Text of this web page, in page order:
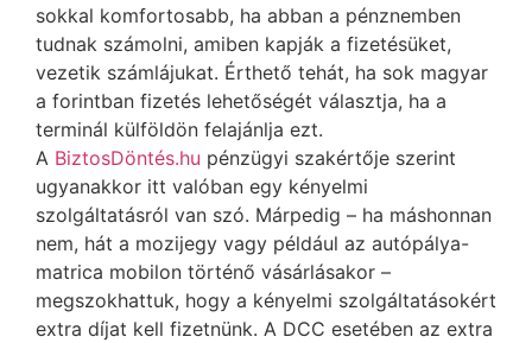
sokkal komfortosabb, ha abban a pénznemben
tudnak számolni, amiben kapják a fizetésüket,
vezetik számlájukat. Érthető tehát, ha sok magyar
a forintban fizetés lehetőségét választja, ha a
terminál külföldön felajánlja ezt.
A BiztosDöntés.hu pénzügyi szakértője szerint
ugyanakkor itt valóban egy kényelmi
szolgáltatásról van szó. Márpedig – ha máshonnan
nem, hát a mozijegy vagy például az autópálya-
matrica mobilon történő vásárlásakor –
megszokhattuk, hogy a kényelmi szolgáltatásokért
extra díjat kell fizetnünk. A DCC esetében az extra